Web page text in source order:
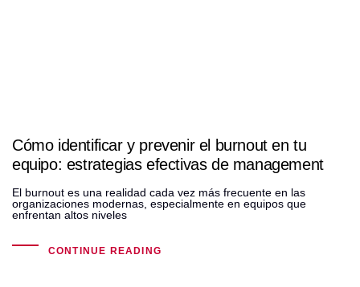
Cómo identificar y prevenir el burnout en tu
equipo: estrategias efectivas de management
El burnout es una realidad cada vez más frecuente en las
organizaciones modernas, especialmente en equipos que
enfrentan altos niveles
CONTINUE READING